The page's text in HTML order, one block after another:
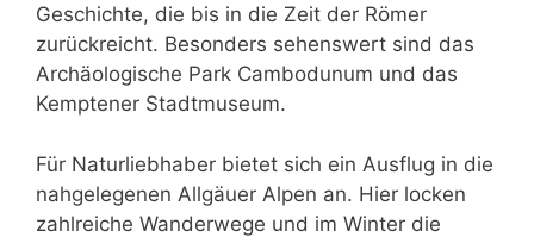
Geschichte, die bis in die Zeit der Römer
zurückreicht. Besonders sehenswert sind das
Archäologische Park Cambodunum und das
Kemptener Stadtmuseum.
Für Naturliebhaber bietet sich ein Ausflug in die
nahgelegenen Allgäuer Alpen an. Hier locken
zahlreiche Wanderwege und im Winter die